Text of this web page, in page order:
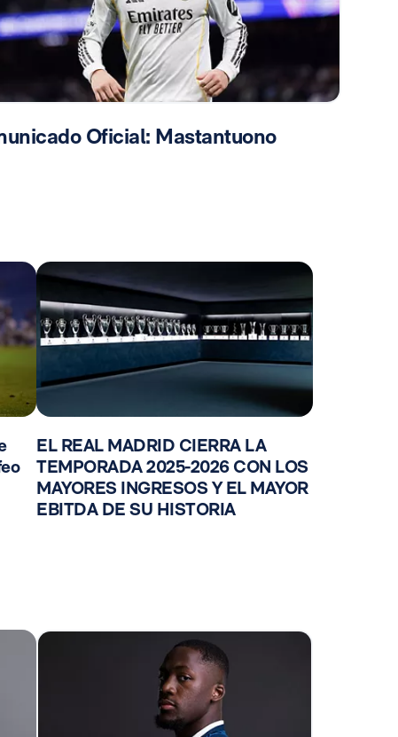
Oficial: Mastantuono
EL REAL MADRID CIERRA LA
TEMPORADA 2025-2026 CON LOS
MAYORES INGRESOS Y EL MAYOR
EBITDA DE SU HISTORIA